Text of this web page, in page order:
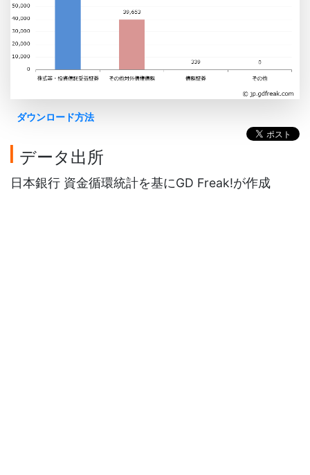
ダウンロード方法
データ出所
日本銀行 資金循環統計を基にGD Freak!が作成